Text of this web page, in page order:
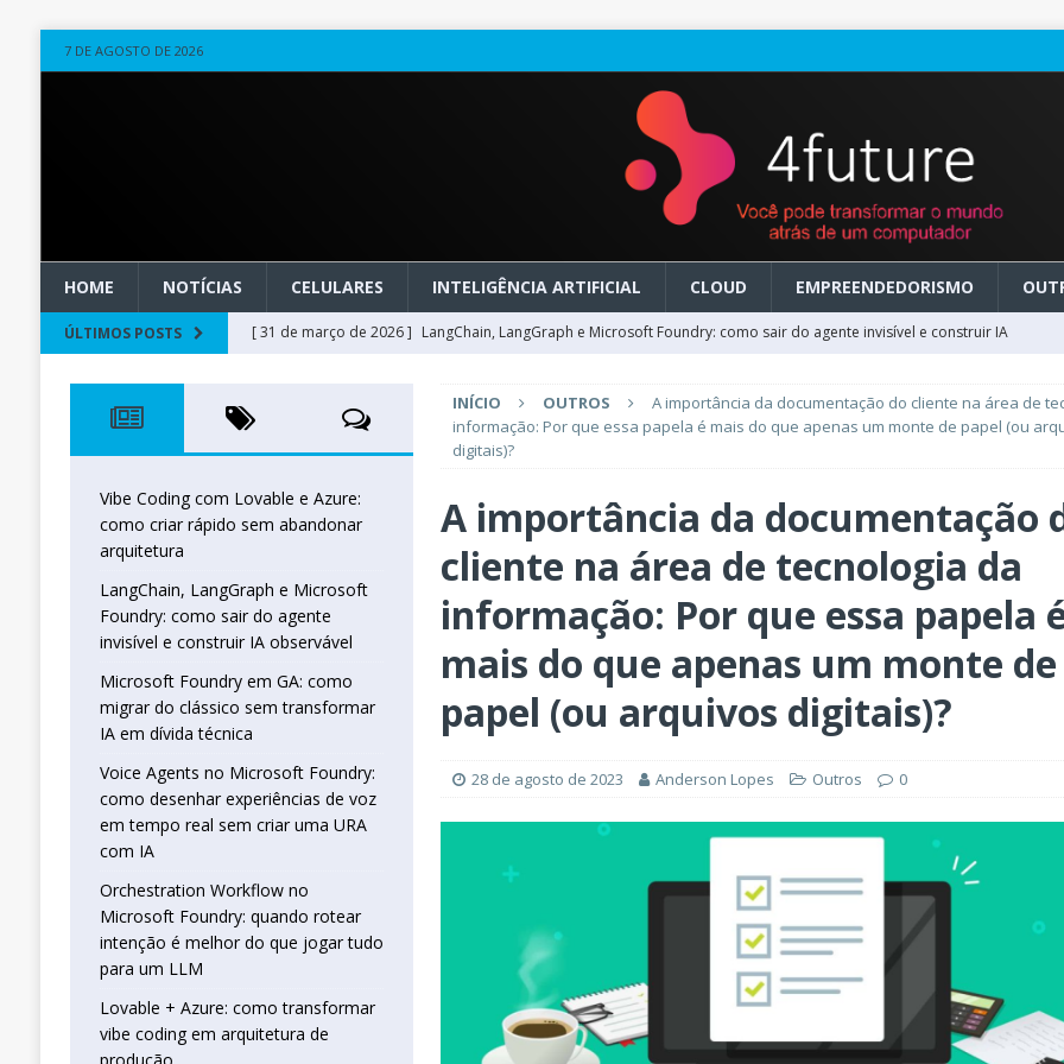
7 DE AGOSTO DE 2026
HOME NOTÍCIAS CELULARES INTELIGÊNCIA ARTIFICIAL CLOUD EMPREENDEDORISMO
ÚLTIMOS POSTS [ 31 de março de 2026 ] LangChain, LangGraph e Microsoft Foundry: como sair do agente invisível e construir IA
[ 20 de março de 2026 ]
Microsoft Foundry em GA: como migrar do clássico sem transformar IA em dívida
técnica
INTELIGÊNCIA ARTIFICIAL
[ 27 de fevereiro de 2026 ]
real sem criar uma URA com IA
INTELIGÊNCIA ARTIFICIAL
Orchestration Workflow no Microsoft Foundry: quando rotear intenção é melhor do
que jogar tudo para um LLM
INTELIGÊNCIA ARTIFICIAL
[ 25 de abril de 2026 ]
Vibe Coding com Lovable e Azure: como criar rápido sem abandonar arquitetura
INÍCIO OUTROS
A importância da documentação do cliente na área de
informação: Por que essa papela é mais do que apenas um monte de papel (ou
digitais)?
A importância da documentação
cliente na área de tecnologia da
informação: Por que essa papela
mais do que apenas um monte de
papel (ou arquivos digitais)?
28 de agosto de 2023 Anderson Lopes Outros 0
Vibe Coding com Lovable e Azure:
como criar rápido sem abandonar
arquitetura
LangChain, LangGraph e Microsoft
Foundry: como sair do agente
invisível e construir IA observável
Microsoft Foundry em GA: como
migrar do clássico sem transformar
IA em dívida técnica
Voice Agents no Microsoft Foundry:
como desenhar experiências de voz
em tempo real sem criar uma URA
com IA
Orchestration Workflow no
Microsoft Foundry: quando rotear
intenção é melhor do que jogar tudo
para um LLM
Lovable + Azure: como transformar
vibe coding em arquitetura de